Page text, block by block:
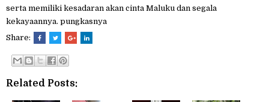
serta memiliki kesadaran akan cinta Maluku dan segala
kekayaannya. pungkasnya
Share:
Related Posts: